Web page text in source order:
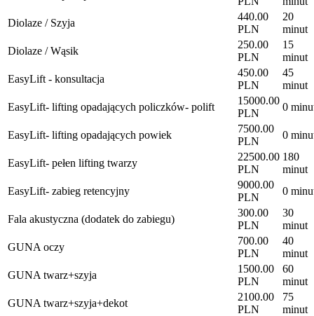
Diolaze / Szyja
440.00
PLN
20
minut
Diolaze / Wąsik
250.00
PLN
15
minut
EasyLift - konsultacja
450.00
PLN
45
minut
EasyLift- lifting opadających policzków- polift
15000.00
PLN
0
EasyLift- lifting opadających powiek
7500.00
PLN
0
EasyLift- pełen lifting twarzy
22500.00
PLN
180
minut
EasyLift- zabieg retencyjny
9000.00
PLN
0
Fala akustyczna (dodatek do zabiegu)
300.00
PLN
30
minut
GUNA oczy
700.00
PLN
40
minut
GUNA twarz+szyja
1500.00
PLN
60
minut
GUNA twarz+szyja+dekot
2100.00
PLN
75
minut